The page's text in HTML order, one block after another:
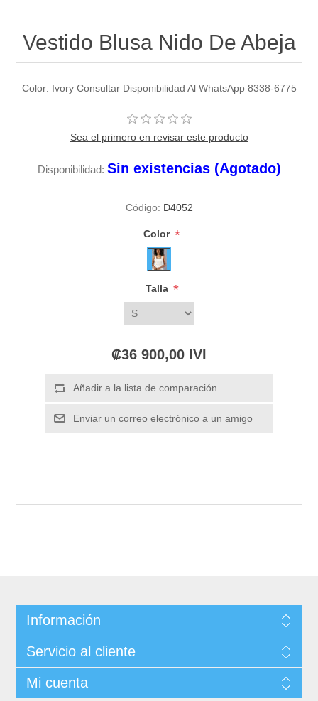
Vestido Blusa Nido De Abeja
Color: Ivory Consultar Disponibilidad Al WhatsApp 8338-6775
Sea el primero en revisar este producto
Disponibilidad: Sin existencias (Agotado)
Código: D4052
Color *
Talla *
₡36 900,00 IVI
Información
Servicio al cliente
Mi cuenta